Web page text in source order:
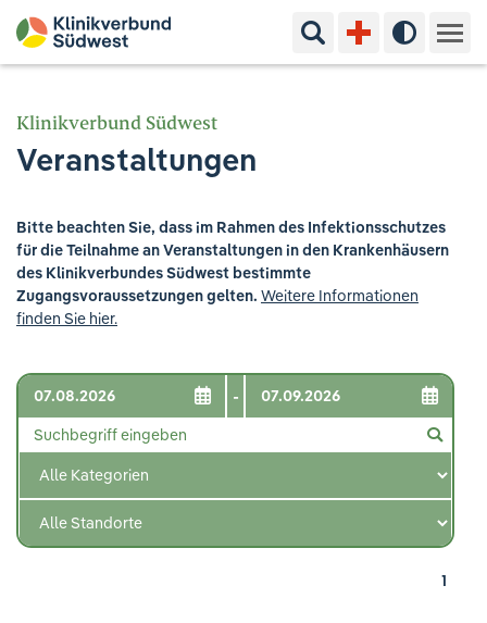
Suchbegriff eingeben
Hoher
Ihr Aufenthalt
Ausbildung & Studium
Jobs & Karriere
Der Klinikverbund Südwest
Standorte & Kontakt
Ihre Meinung ist uns wichtig!
Klinikverbund Südwest
Veranstaltungen
Bitte beachten Sie, dass im Rahmen des Infektionsschutzes
für die Teilnahme an Veranstaltungen in den Krankenhäusern
des Klinikverbundes Südwest bestimmte
Zugangsvoraussetzungen gelten. Weitere Informationen
finden Sie hier.
-
1